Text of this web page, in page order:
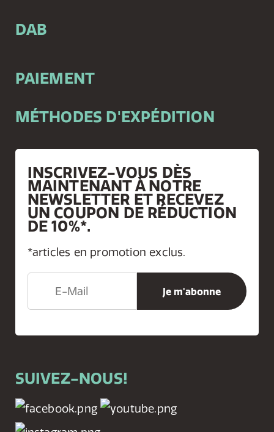
DAB
PAIEMENT
MÉTHODES D'EXPÉDITION
INSCRIVEZ-VOUS DÈS
MAINTENANT À NOTRE
NEWSLETTER ET RECEVEZ
UN COUPON DE RÉDUCTION
DE 10%*.
*articles en promotion exclus.
SUIVEZ-NOUS!